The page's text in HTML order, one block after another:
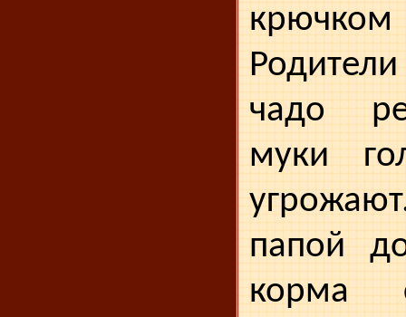
чадо
муки
папой
корма